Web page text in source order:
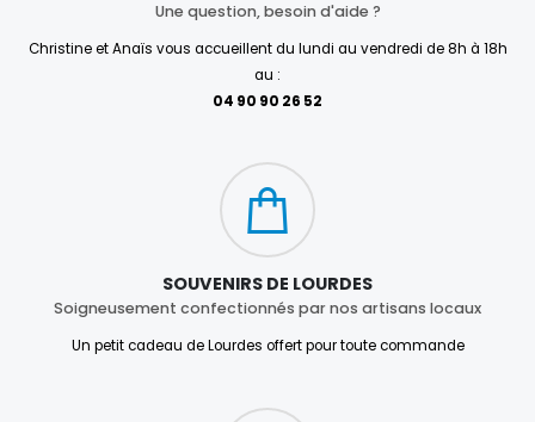
Une question, besoin d'aide ?
Christine et Anaïs vous accueillent du lundi au vendredi de 8h à 18h
au :
04 90 90 26 52
SOUVENIRS DE LOURDES
Soigneusement confectionnés par nos artisans locaux
Un petit cadeau de Lourdes offert pour toute commande